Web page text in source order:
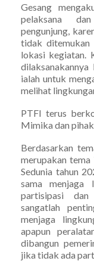
Gesang
pelaksana
pengunjung,
tidak ditemukan
lokasi kegiatan.
ialah untuk
melihat
PTFI terus
Mimika dan
Berdasarkan
merupakan
Sedunia tahun
sama menjaga
partisipasi dan
sangatlah
menjaga
apapun
dibangun
jika tidak ada